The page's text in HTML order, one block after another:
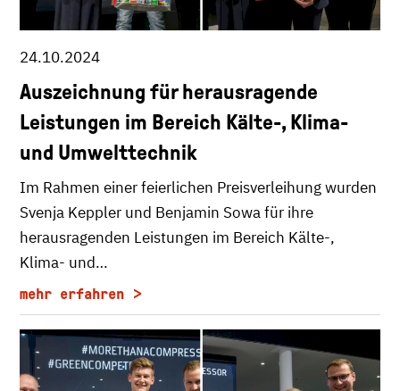
24.10.2024
Auszeichnung für herausragende
Leistungen im Bereich Kälte-, Klima-
und Umwelttechnik
Im Rahmen einer feierlichen Preisverleihung wurden
Svenja Keppler und Benjamin Sowa für ihre
herausragenden Leistungen im Bereich Kälte-,
Klima- und…
mehr erfahren